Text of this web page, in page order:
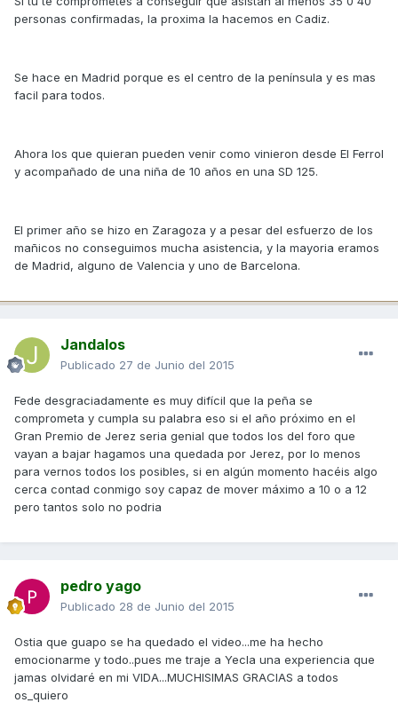
personas confirmadas, la proxima la hacemos en Cadiz.
Se hace en Madrid porque es el centro de la península y es mas
facil para todos.
Ahora los que quieran pueden venir como vinieron desde El Ferrol
y acompañado de una niña de 10 años en una SD 125.
El primer año se hizo en Zaragoza y a pesar del esfuerzo de los
mañicos no conseguimos mucha asistencia, y la mayoria eramos
de Madrid, alguno de Valencia y uno de Barcelona.
Jandalos
Publicado 27 de Junio del 2015
Fede desgraciadamente es muy difícil que la peña se
comprometa y cumpla su palabra eso si el año próximo en el
Gran Premio de Jerez seria genial que todos los del foro que
vayan a bajar hagamos una quedada por Jerez, por lo menos
para vernos todos los posibles, si en algún momento hacéis algo
cerca contad conmigo soy capaz de mover máximo a 10 o a 12
pero tantos solo no podria
pedro yago
Publicado 28 de Junio del 2015
Ostia que guapo se ha quedado el video...me ha hecho
emocionarme y todo..pues me traje a Yecla una experiencia que
jamas olvidaré en mi VIDA...MUCHISIMAS GRACIAS a todos
os_quiero